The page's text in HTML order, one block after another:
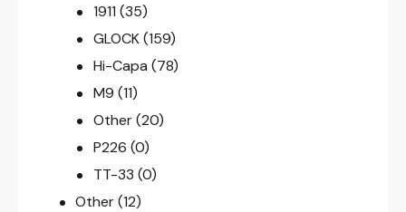
1911 (35)
GLOCK (159)
Hi-Capa (78)
M9 (11)
Other (20)
P226 (0)
TT-33 (0)
Other (12)